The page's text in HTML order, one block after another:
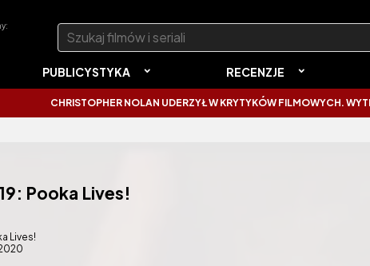
Szukaj:
PUBLICYSTYKA RECENZJE
CHRISTOPHER NOLAN UDERZYŁ W KRYTYKÓW FILMOWYCH. WYTKNĄŁ IM
Pooka Lives!
Lives!